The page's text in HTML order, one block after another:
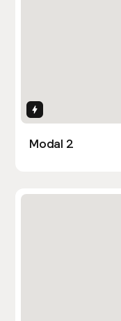
Modal 2